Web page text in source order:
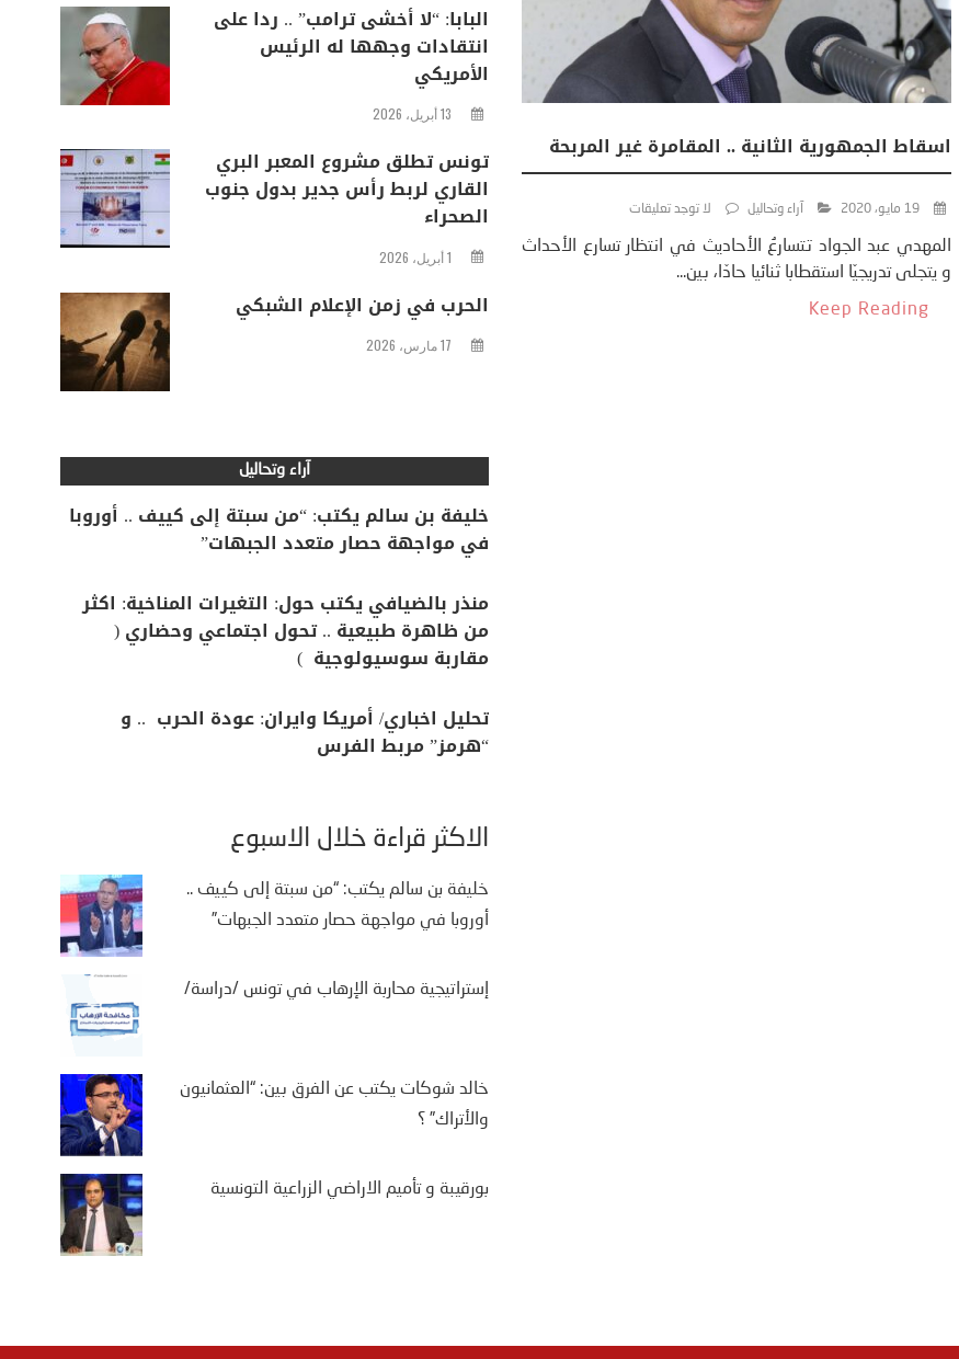
اسقاط الجمهورية الثانية .. المقامرة غير المربحة
19 مايو، 2020 آراء وتحاليل لا توجد تعليقات
المهدي عبد الجواد تتسارعُ الأحاديث في انتظار تسارع الأحداث
و يتجلى تدريجيّا استقطابا ثنائيا حادّا، بين...
Keep Reading
البابا: “لا أخشى ترامب” .. ردا على
انتقادات وجهها له الرئيس
الأمريكي
13 أبريل، 2026
تونس تطلق مشروع المعبر البري
القاري لربط رأس جدير بدول جنوب
الصحراء
1 أبريل، 2026
الحرب في زمن الإعلام الشبكي
17 مارس، 2026
آراء وتحاليل
خليفة بن سالم يكتب: “من سبتة إلى كييف .. أوروبا
في مواجهة حصار متعدد الجبهات”
منذر بالضيافي يكتب حول: التغيرات المناخية: اكثر
من ظاهرة طبيعية .. تحول اجتماعي وحضاري (
مقاربة سوسيولوجية )
تحليل اخباري/ أمريكا وايران: عودة الحرب .. و
“هرمز” مربط الفرس
الأكثر قراءة خلال الأسبوع
خليفة بن سالم يكتب: “من سبتة إلى كييف ..
أوروبا في مواجهة حصار متعدد الجبهات”
إستراتيجية محاربة الإرهاب في تونس /دراسة/
خالد شوكات يكتب عن الفرق بين: “العثمانيون
والأتراك” ؟
بورقيبة و تأميم الاراضي الزراعية التونسية